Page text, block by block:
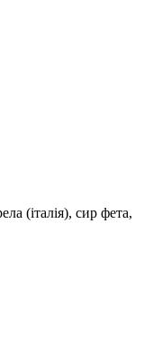
(італія), сир фета,